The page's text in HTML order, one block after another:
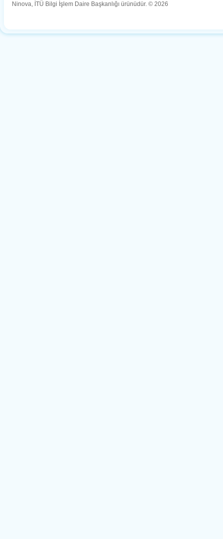
Ninova, İTÜ Bilgi İşlem Daire Başkanlığı ürünüdür. © 2026